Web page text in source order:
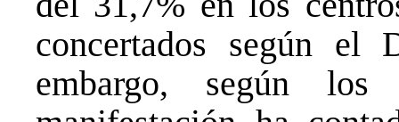
concertados según el
embargo, según los